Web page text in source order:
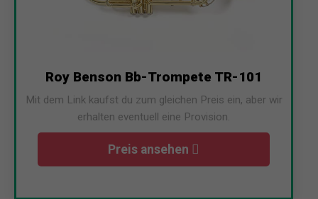
Roy Benson Bb-Trompete TR-101
Mit dem Link kaufst du zum gleichen Preis ein, aber wir
erhalten eventuell eine Provision.
Preis ansehen